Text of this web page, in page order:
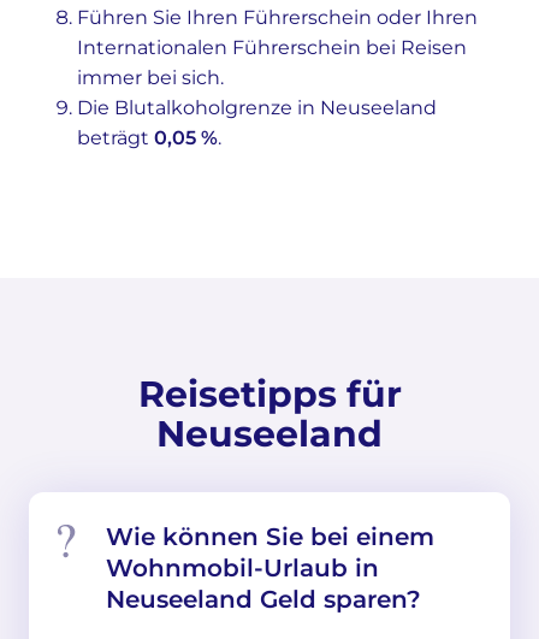
Führen Sie Ihren Führerschein oder Ihren
Internationalen Führerschein bei Reisen
immer bei sich.
Die Blutalkoholgrenze in Neuseeland
beträgt 0,05 %.
Reisetipps für
Neuseeland
Wie können Sie bei einem
Wohnmobil-Urlaub in
Neuseeland Geld sparen?